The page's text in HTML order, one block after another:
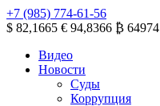
+7 (985) 774-61-56
$ 82,1665 € 94,8366 ₿ 64974
Видео
Новости
Суды
Коррупция